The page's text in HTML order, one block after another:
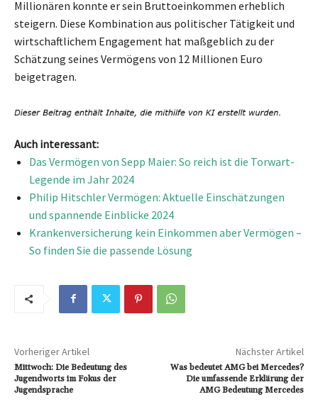
Millionären konnte er sein Bruttoeinkommen erheblich
steigern. Diese Kombination aus politischer Tätigkeit und
wirtschaftlichem Engagement hat maßgeblich zu der
Schätzung seines Vermögens von 12 Millionen Euro
beigetragen.
Auch interessant:
Das Vermögen von Sepp Maier: So reich ist die Torwart-
Legende im Jahr 2024
Philip Hitschler Vermögen: Aktuelle Einschätzungen
und spannende Einblicke 2024
Krankenversicherung kein Einkommen aber Vermögen –
So finden Sie die passende Lösung
Vorheriger Artikel
Mittwoch: Die Bedeutung des
Jugendworts im Fokus der
Jugendsprache
Nächster Artikel
Was bedeutet AMG bei Mercedes?
Die umfassende Erklärung der
AMG Bedeutung Mercedes